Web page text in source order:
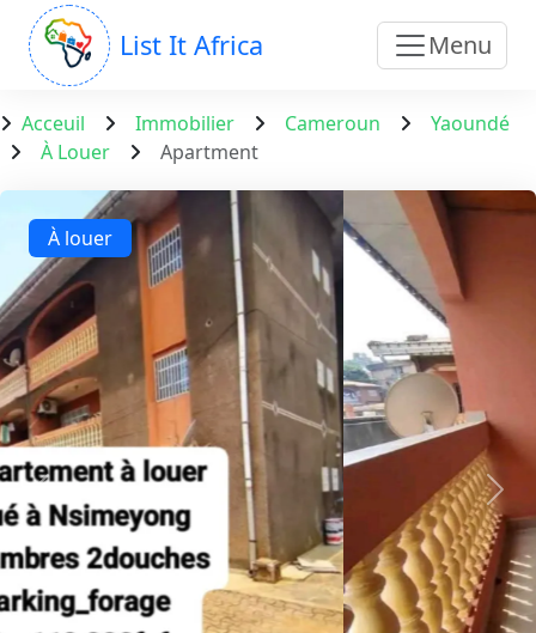
List It Africa Menu
Acceuil Immobilier Cameroun
Yaoundé
À Louer
Apartment
À louer